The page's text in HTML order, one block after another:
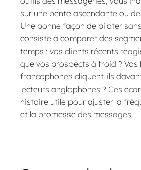
sur une pente ascendante ou
Une bonne façon de piloter
consiste à comparer des
temps : vos clients récents
que vos prospects à froid ? Vos
francophones cliquent-ils
lecteurs anglophones ? Ces
histoire utile pour ajuster la
et la promesse des messages.